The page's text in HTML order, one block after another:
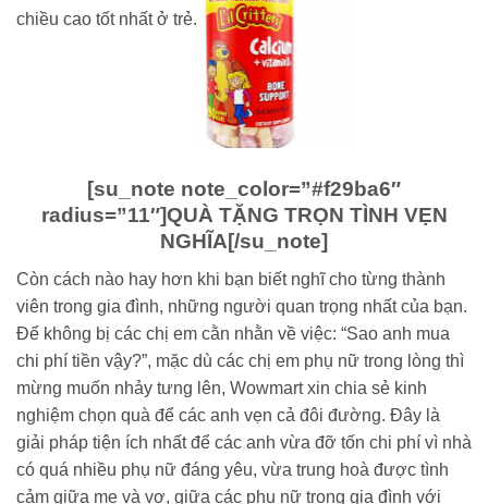
chiều cao tốt nhất ở trẻ.
[su_note note_color=”#f29ba6″
radius=”11″]QUÀ TẶNG TRỌN TÌNH VẸN
NGHĨA[/su_note]
Còn cách nào hay hơn khi bạn biết nghĩ cho từng thành
viên trong gia đình, những người quan trọng nhất của bạn.
Để không bị các chị em cằn nhằn về việc: “Sao anh mua
chi phí tiền vậy?”, mặc dù các chị em phụ nữ trong lòng thì
mừng muốn nhảy tưng lên, Wowmart xin chia sẻ kinh
nghiệm chọn quà để các anh vẹn cả đôi đường. Đây là
giải pháp tiện ích nhất để các anh vừa đỡ tốn chi phí vì nhà
có quá nhiều phụ nữ đáng yêu, vừa trung hoà được tình
cảm giữa mẹ và vợ, giữa các phụ nữ trong gia đình với